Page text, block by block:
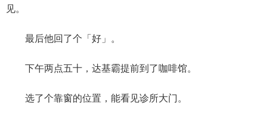
见。
最后他回了个「好」。
下午两点五十，达基霸提前到了咖啡馆。
选了个靠窗的位置，能看见诊所大门。